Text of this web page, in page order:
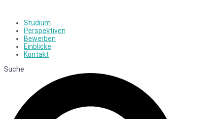
Studium
Perspektiven
Bewerben
Einblicke
Kontakt
Suche